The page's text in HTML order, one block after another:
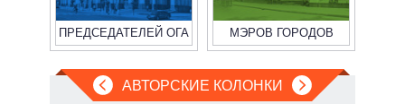
ПРЕДСЕДАТЕЛЕЙ ОГА МЭРОВ ГОРОДОВ
АВТОРСКИЕ КОЛОНКИ